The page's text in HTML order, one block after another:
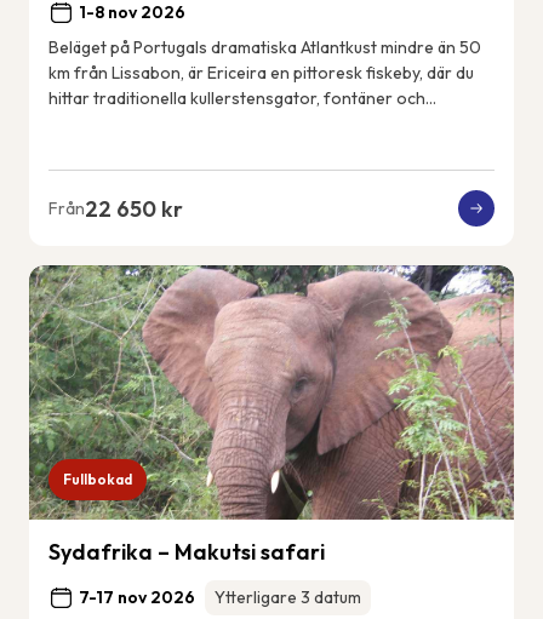
1-8 nov 2026
Beläget på Portugals dramatiska Atlantkust mindre än 50
km från Lissabon, är Ericeira en pittoresk fiskeby, där du
hittar traditionella kullerstensgator, fontäner och
Från22 650 kr
Fullbokad
Sydafrika – Makutsi safari
7-17 nov 2026
Ytterligare 3 datum